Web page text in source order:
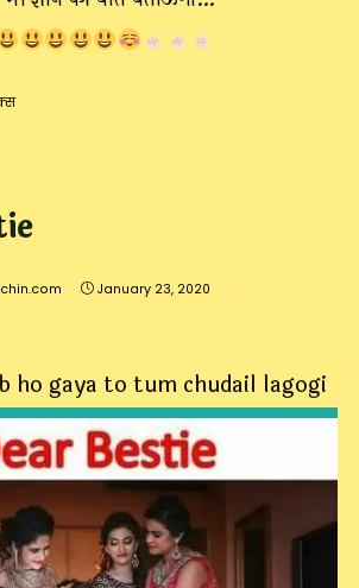
January 23, 2020
ho gaya to tum chudail lagogi